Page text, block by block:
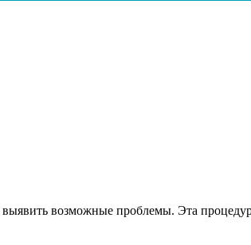
возможные проблемы. Эта